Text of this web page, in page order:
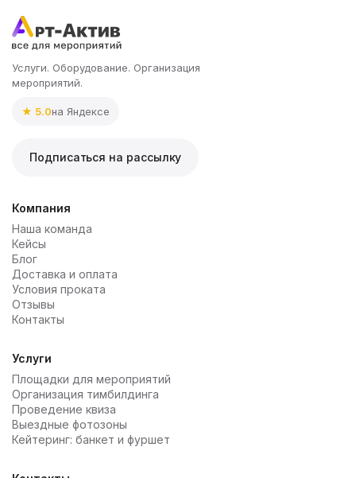
Услуги. Оборудование. Организация
мероприятий.
★ 5.0на Яндексе
Подписаться на рассылку
Компания
Наша команда
Кейсы
Блог
Доставка и оплата
Условия проката
Отзывы
Контакты
Услуги
Площадки для мероприятий
Организация тимбилдинга
Проведение квиза
Выездные фотозоны
Кейтеринг: банкет и фуршет